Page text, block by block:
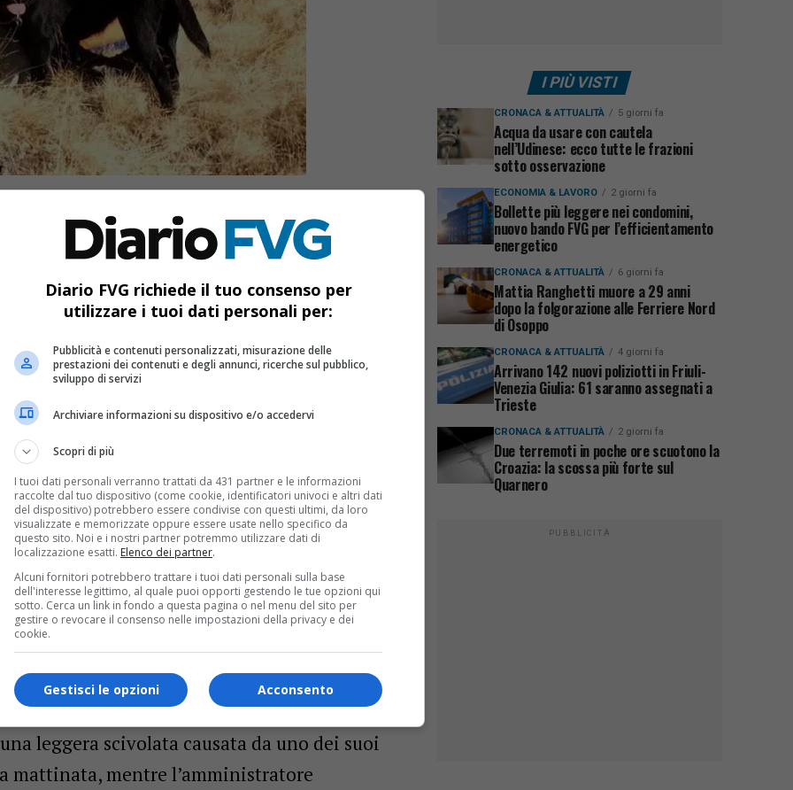
Diario FVG come
Udine, Pietro Fontanini, si è infortunato,
alla caviglia, nel corso di un’escursione in
località in cui sta trascorrendo un
leggera scivolata causata da uno dei suoi
mattinata, mentre l’amministratore
I PIÙ VISTI
CRONACA & ATTUALITÀ 5 giorni fa
Acqua da usare con cautela
nell’Udinese: ecco tutte le frazioni
sotto osservazione
ECONOMIA & LAVORO 2 giorni fa
Bollette più leggere nei condomini,
nuovo bando FVG per l’efficientamento
energetico
CRONACA & ATTUALITÀ 6 giorni fa
Mattia Ranghetti muore a 29 anni
dopo la folgorazione alle Ferriere Nord
di Osoppo
CRONACA & ATTUALITÀ 4 giorni fa
Arrivano 142 nuovi poliziotti in Friuli-
Venezia Giulia: 61 saranno assegnati a
Trieste
CRONACA & ATTUALITÀ 2 giorni fa
Due terremoti in poche ore scuotono la
Croazia: la scossa più forte sul
Quarnero
PUBBLICITÀ
Diario FVG richiede il tuo consenso per
utilizzare i tuoi dati personali per:
Pubblicità e contenuti personalizzati, misurazione delle
prestazioni dei contenuti e degli annunci, ricerche sul pubblico,
sviluppo di servizi
Archiviare informazioni su dispositivo e/o accedervi
Scopri di più
I tuoi dati personali verranno trattati da 431 partner e le informazioni
raccolte dal tuo dispositivo (come cookie, identificatori univoci e altri dati
del dispositivo) potrebbero essere condivise con questi ultimi, da loro
visualizzate e memorizzate oppure essere usate nello specifico da
questo sito. Noi e i nostri partner potremmo utilizzare dati di
localizzazione esatti. Elenco dei partner.
Alcuni fornitori potrebbero trattare i tuoi dati personali sulla base
dell'interesse legittimo, al quale puoi opporti gestendo le tue opzioni qui
sotto. Cerca un link in fondo a questa pagina o nel menu del sito per
gestire o revocare il consenso nelle impostazioni della privacy e dei
cookie.
Acconsento
Gestisci le opzioni